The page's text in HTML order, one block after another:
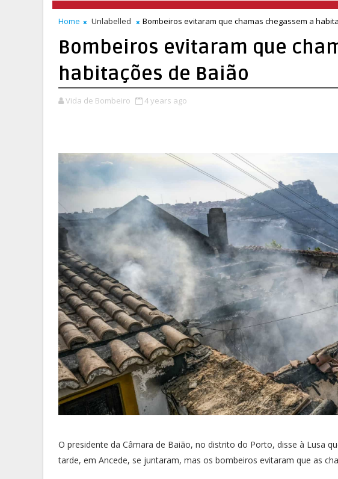
Home Unlabelled Bombeiros evitaram que chamas chegassem a
Bombeiros evitaram que
habitações de Baião
Vida de Bombeiro 4 years ago
O presidente da Câmara de Baião, no distrito do Porto, disse à Lusa
tarde, em Ancede, se juntaram, mas os bombeiros evitaram que as